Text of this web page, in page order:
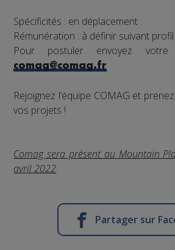
Spécificités : en déplacement
Rémunération : à définir suivant
Pour postuler envoyez votre
comag@comag.fr
Rejoignez l’équipe COMAG et
vos projets !
Comag sera présent au Mountain
avril 2022
Partager sur